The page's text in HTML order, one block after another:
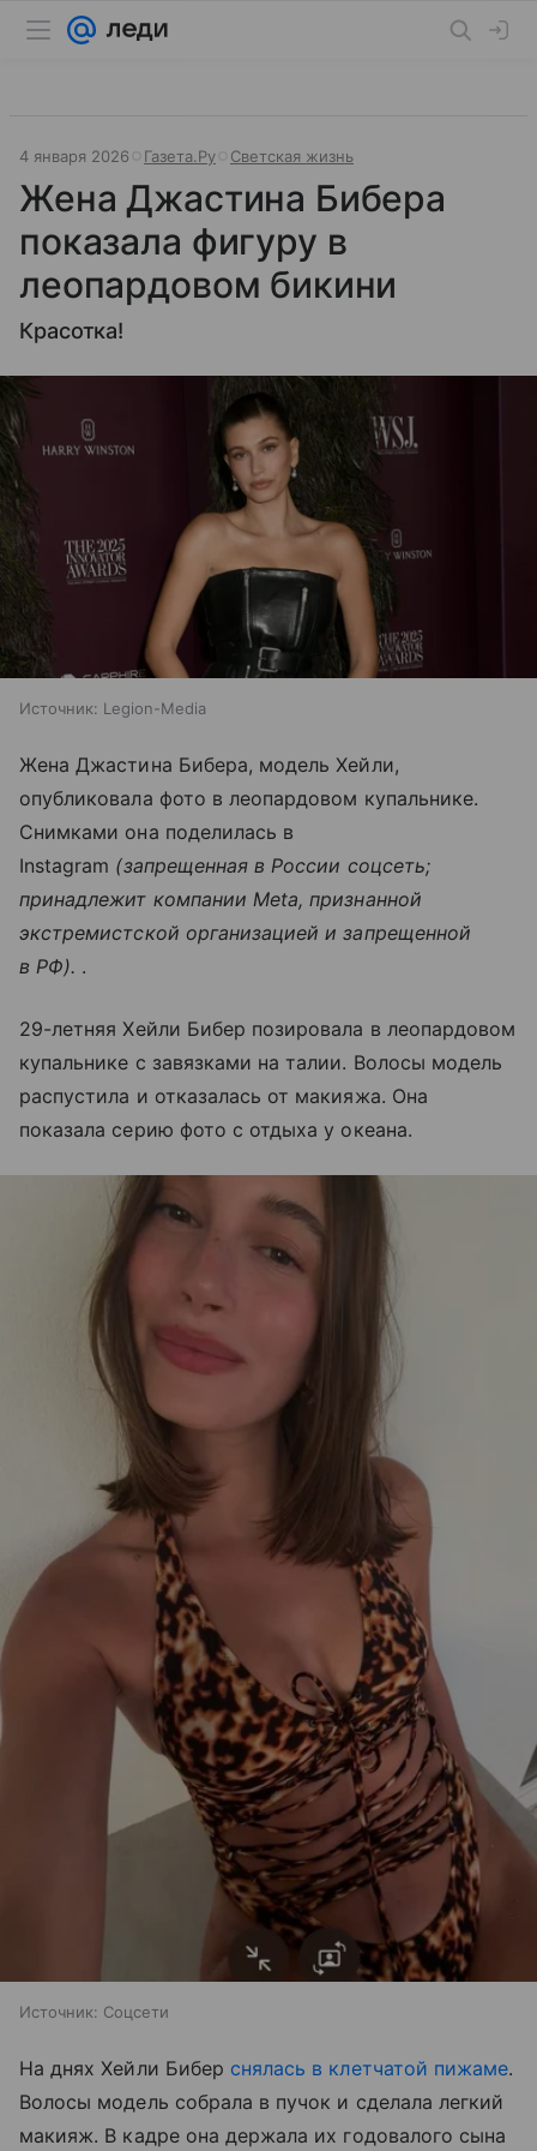
4 января 2026 Газета.Ру Светская жизнь
Жена Джастина Бибера
показала фигуру в
леопардовом бикини
Красотка!
Источник: Legion-Media
Жена Джастина Бибера, модель Хейли,
опубликовала фото в леопардовом купальнике.
Снимками она поделилась в
Instagram (запрещенная в России соцсеть;
принадлежит компании Meta, признанной
экстремистской организацией и запрещенной
в РФ). .
29-летняя Хейли Бибер позировала в леопардовом
купальнике с завязками на талии. Волосы модель
распустила и отказалась от макияжа. Она
показала серию фото с отдыха у океана.
Источник: Соцсети
На днях Хейли Бибер снялась в клетчатой пижаме.
Волосы модель собрала в пучок и сделала легкий
макияж. В кадре она держала их годовалого сына